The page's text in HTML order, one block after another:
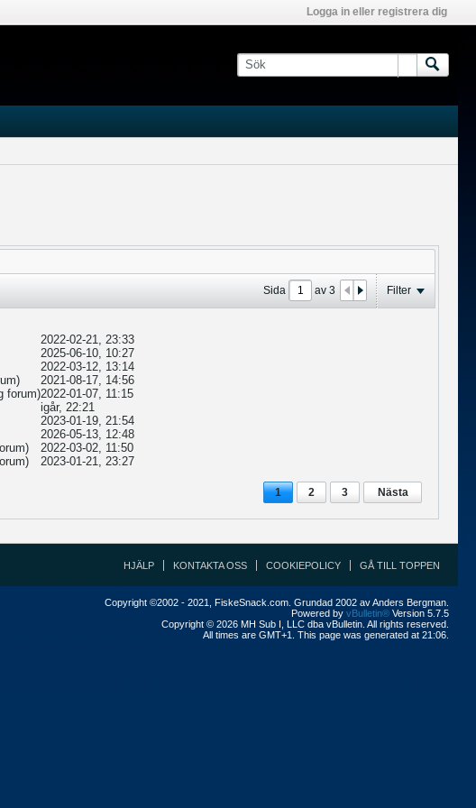
Logga in eller registrera dig
Sida av3 Filter
2022-02-21, 23:33
2025-06-10, 10:27
2022-03-12, 13:14
2021-08-17, 14:56
forum)2022-01-07, 11:15
igår, 22:21
2023-01-19, 21:54
2026-05-13, 12:48
2022-03-02, 11:50
2023-01-21, 23:27
1 2 3 Nästa
HJÄLP KONTAKTA OSS COOKIEPOLICY GÅ TILL TOPPEN
Copyright ©2002 - 2021, FiskeSnack.com. Grundad 2002 av Anders Bergman.
Powered by vBulletin® Version 5.7.5
Copyright © 2026 MH Sub I, LLC dba vBulletin. All rights reserved.
All times are GMT+1. This page was generated at 21:06.